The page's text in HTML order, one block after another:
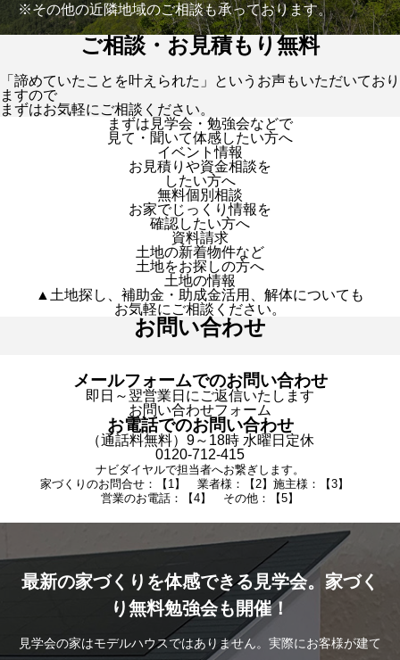
※その他の近隣地域のご相談も承っております。
ご相談・お見積もり無料
「諦めていたことを叶えられた」というお声もいただいており
ますので
まずはお気軽にご相談ください。
まずは見学会・勉強会などで
見て・聞いて体感したい方へ
イベント情報
お見積りや資金相談を
したい方へ
無料個別相談
お家でじっくり情報を
確認したい方へ
資料請求
土地の新着物件など
土地をお探しの方へ
土地の情報
▲土地探し、補助金・助成金活用、解体についても
お気軽にご相談ください。
お問い合わせ
メールフォームでのお問い合わせ
即日～翌営業日にご返信いたします
お問い合わせフォーム
お電話でのお問い合わせ
（通話料無料）9～18時 水曜日定休
0120-712-415
ナビダイヤルで担当者へお繋ぎします。
家づくりのお問合せ：【1】 業者様：【2】施主様：【3】
営業のお電話：【4】 その他：【5】
最新の家づくりを体感できる見学会。家づく
り無料勉強会も開催！
見学会の家はモデルハウスではありません。実際にお客様が建て